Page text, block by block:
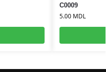
C0009
5.00 MDL